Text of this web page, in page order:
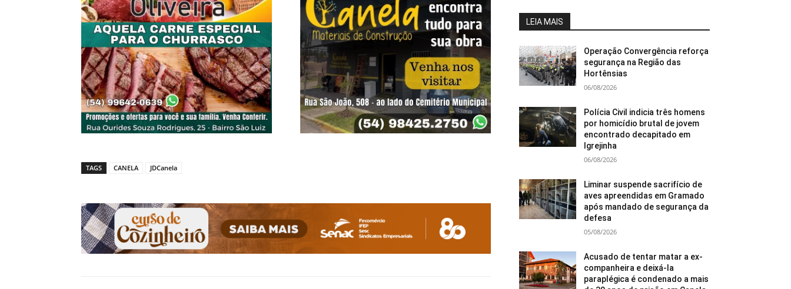
TAGS CANELA JDCanela
LEIA MAIS
Operação Convergência reforça
segurança na Região das
Hortênsias
06/08/2026
Polícia Civil indicia três homens
por homicídio brutal de jovem
encontrado decapitado em
Igrejinha
06/08/2026
Liminar suspende sacrifício de
aves apreendidas em Gramado
após mandado de segurança da
defesa
05/08/2026
Acusado de tentar matar a ex-
companheira e deixá-la
paraplégica é condenado a mais